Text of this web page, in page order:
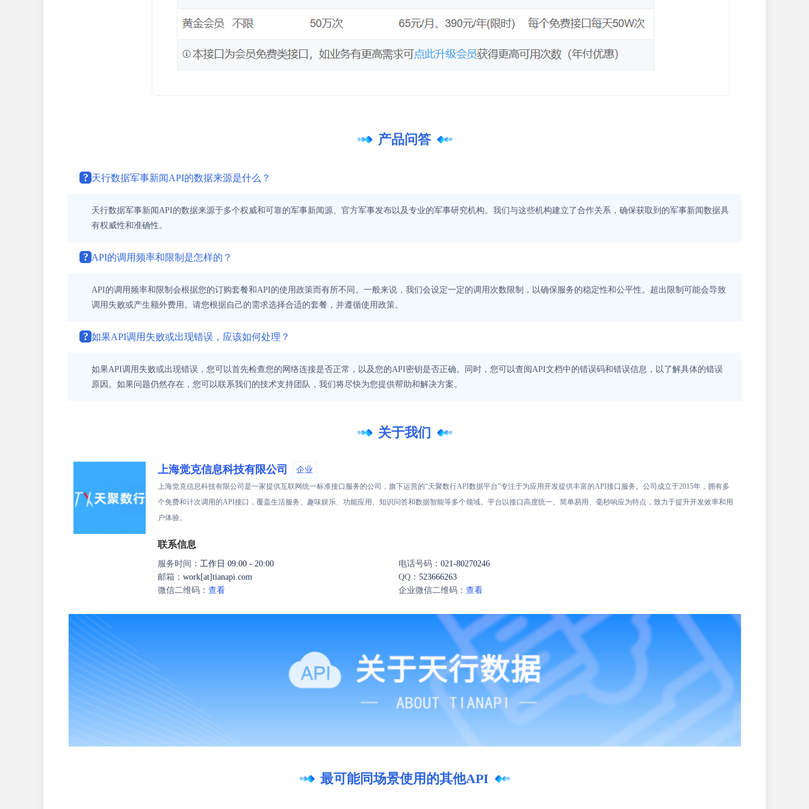
产品问答
? 天行数据军事新闻API的数据来源是什么？
天行数据军事新闻API的数据来源于多个权威和可靠的军事新闻源、官方军事发布以及专业的军事研究机构。我们与这些机构建立了合作关系，确保获取到的军事新闻数据具
有权威性和准确性。
? API的调用频率和限制是怎样的？
API的调用频率和限制会根据您的订购套餐和API的使用政策而有所不同。一般来说，我们会设定一定的调用次数限制，以确保服务的稳定性和公平性。超出限制可能会导致
调用失败或产生额外费用。请您根据自己的需求选择合适的套餐，并遵循使用政策。
? 如果API调用失败或出现错误，应该如何处理？
如果API调用失败或出现错误，您可以首先检查您的网络连接是否正常，以及您的API密钥是否正确。同时，您可以查阅API文档中的错误码和错误信息，以了解具体的错误
原因。如果问题仍然存在，您可以联系我们的技术支持团队，我们将尽快为您提供帮助和解决方案。
关于我们
上海觉克信息科技有限公司 企业
上海觉克信息科技有限公司是一家提供互联网统一标准接口服务的公司，旗下运营的“天聚数行API数据平台”专注于为应用开发提供丰富的API接口服务。公司成立于2015年，拥有多
个免费和计次调用的API接口，覆盖生活服务、趣味娱乐、功能应用、知识问答和数据智能等多个领域。平台以接口高度统一、简单易用、毫秒响应为特点，致力于提升开发效率和用
户体验。
联系信息
服务时间： 工作日 09:00 - 20:00 电话号码： 021-80270246
邮箱： work[at]tianapi.com QQ： 523666263
微信二维码： 查看 企业微信二维码： 查看
最可能同场景使用的其他API